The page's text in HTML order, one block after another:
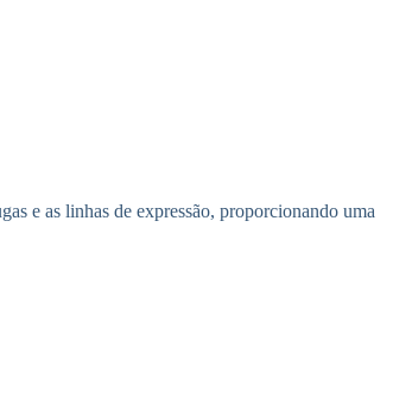
e as linhas de expressão, proporcionando uma